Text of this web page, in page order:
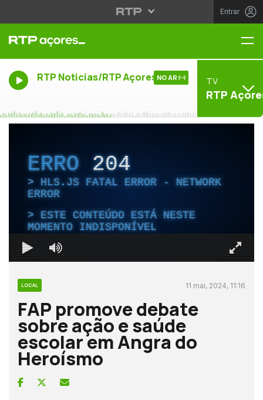
Entrar
RTP Noticias/RTP Açores NO AR TV
RTP
ERRO204
HLS.JS FATAL ERROR - NETWORK
ERROR
ESTE CONTEÚDO ESTÁ NESTE
MOMENTO INDISPONÍVEL
LOCAL 11 mai, 2024, 11:16
FAP promove debate
sobre ação e saúde
escolar em Angra do
Heroísmo